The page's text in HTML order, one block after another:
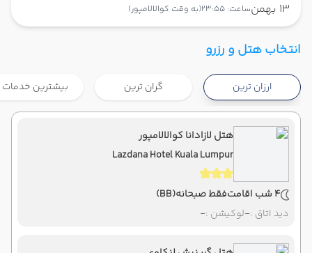
13 بهمن ساعت: 23:55 (به وقت کوالالامپور)
شروع سفر تهران ,
نوع سفر :هواییEconomy ماهان
ساعت حرکت :22:20
08:00
پایان سفر کوالالامپور , فرودگاه بین‌المللی کوالالامپور KUL
تهران ,
نوع سفر :هواییEconomy
انتخاب هتل و رزرو
ارزان ترین گران ترین بیشترین خدمات
هتل لازادانا کوالالامپور
Lazdana Hotel Kuala Lumpur
4 شب اقامت فقط صبحانه(BB)
دید اتاق :-لوکیشن :-